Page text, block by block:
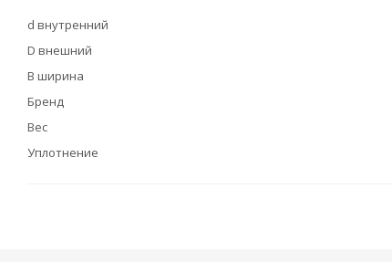
d внутренний
D внешний
B ширина
Бренд
Вес
Уплотнение